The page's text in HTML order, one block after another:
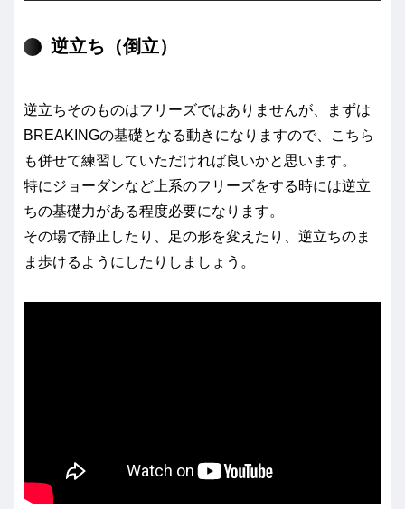
逆立ち（倒立）
逆立ちそのものはフリーズではありませんが、まずは
BREAKINGの基礎となる動きになりますので、こちら
も併せて練習していただければ良いかと思います。
特にジョーダンなど上系のフリーズをする時には逆立
ちの基礎力がある程度必要になります。
その場で静止したり、足の形を変えたり、逆立ちのま
ま歩けるようにしたりしましょう。